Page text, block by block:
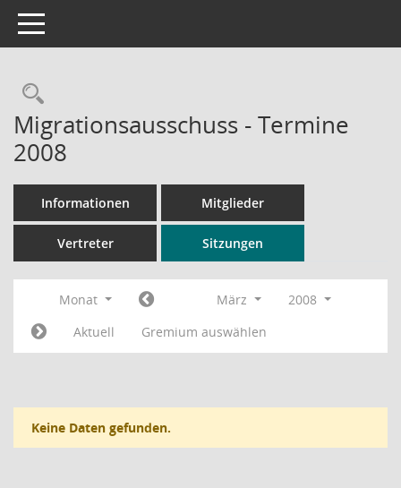
Toggle navigation
Rechercheauswahl
Migrationsausschuss - Termine
2008
Informationen Mitglieder
Vertreter Sitzungen
Monat März
2008
Aktuell
Gremium auswählen
Keine Daten gefunden.